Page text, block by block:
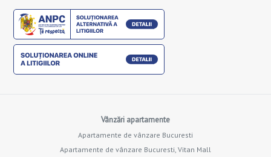
Vânzări apartamente
Apartamente de vânzare Bucuresti
Apartamente de vânzare Bucuresti, Vitan Mall